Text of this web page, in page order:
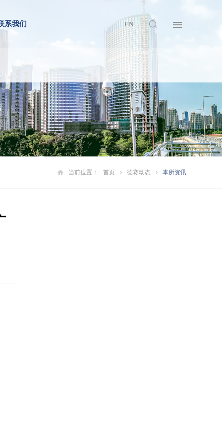
系我们 EN
当前位置： 首页 德赛动态 本所资讯